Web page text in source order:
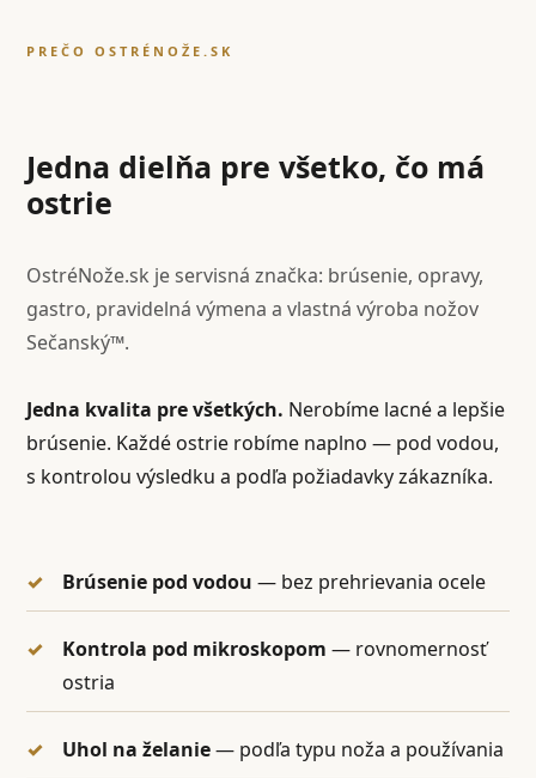
PREČO OSTRÉNOŽE.SK
Jedna dielňa pre všetko, čo má
ostrie
OstréNože.sk je servisná značka: brúsenie, opravy,
gastro, pravidelná výmena a vlastná výroba nožov
Sečanský™.
Jedna kvalita pre všetkých. Nerobíme lacné a lepšie
brúsenie. Každé ostrie robíme naplno — pod vodou,
s kontrolou výsledku a podľa požiadavky zákazníka.
Brúsenie pod vodou — bez prehrievania ocele
Kontrola pod mikroskopom — rovnomernosť
ostria
Uhol na želanie— podľa typu noža a používania